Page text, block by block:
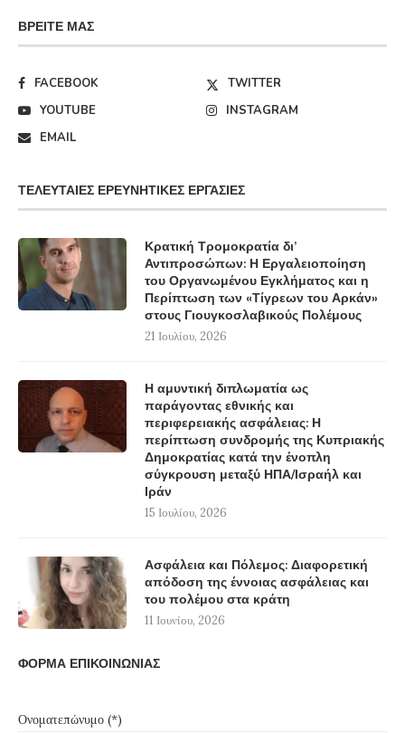
ΒΡΕΊΤΕ ΜΑΣ
FACEBOOK
TWITTER
YOUTUBE
INSTAGRAM
EMAIL
ΤΕΛΕΥΤΑΊΕΣ ΕΡΕΥΝΗΤΙΚΈΣ ΕΡΓΑΣΊΕΣ
Κρατική Τρομοκρατία δι’
Αντιπροσώπων: Η Εργαλειοποίηση
του Οργανωμένου Εγκλήματος και η
Περίπτωση των «Τίγρεων του Αρκάν»
στους Γιουγκοσλαβικούς Πολέμους
21 Ιουλίου, 2026
Η αμυντική διπλωματία ως
παράγοντας εθνικής και
περιφερειακής ασφάλειας: Η
περίπτωση συνδρομής της Κυπριακής
Δημοκρατίας κατά την ένοπλη
σύγκρουση μεταξύ ΗΠΑ/Ισραήλ και
Ιράν
15 Ιουλίου, 2026
Ασφάλεια και Πόλεμος: Διαφορετική
απόδοση της έννοιας ασφάλειας και
του πολέμου στα κράτη
11 Ιουνίου, 2026
ΦΟΡΜΑ ΕΠΙΚΟΙΝΩΝΙΑΣ
Ονοματεπώνυμο (*)